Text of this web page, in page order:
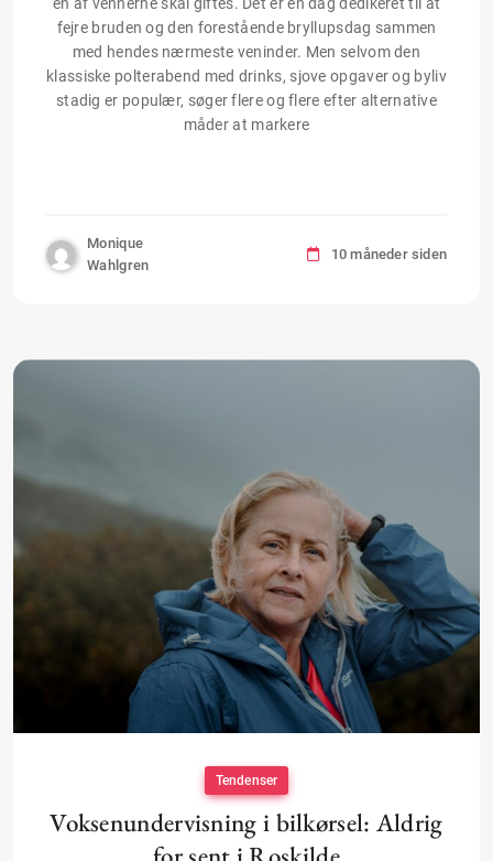
en af vennerne skal giftes. Det er en dag dedikeret til at
fejre bruden og den forestående bryllupsdag sammen
med hendes nærmeste veninder. Men selvom den
klassiske polterabend med drinks, sjove opgaver og byliv
stadig er populær, søger flere og flere efter alternative
måder at markere
Monique
Wahlgren
10 måneder siden
Tendenser
Voksenundervisning i bilkørsel: Aldrig